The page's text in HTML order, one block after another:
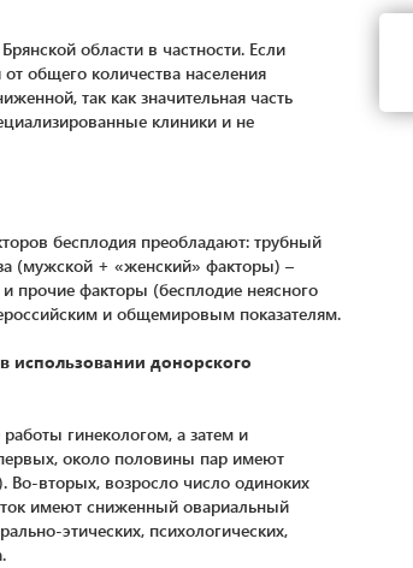
области в частности. Если
общего количества населения
так как значительная часть
клиники и не
бесплодия преобладают: трубный
(мужской + «женский» факторы) –
прочие факторы (бесплодие неясного
и общемировым показателям.
использовании донорского
гинекологом, а затем и
около половины пар имеют
Во-вторых, возросло число одиноких
имеют сниженный овариальный
этических, психологических,